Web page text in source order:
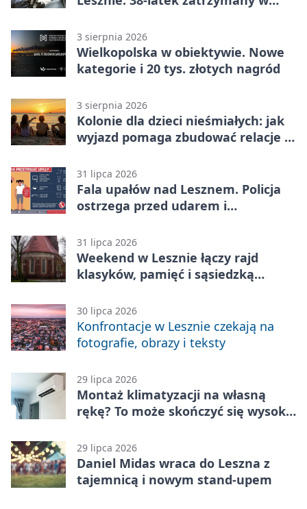
3 sierpnia 2026
Wielkopolska w obiektywie. Nowe
kategorie i 20 tys. złotych nagród
3 sierpnia 2026
Kolonie dla dzieci nieśmiałych: jak
wyjazd pomaga zbudować relacje z
31 lipca 2026
Fala upałów nad Lesznem. Policja
ostrzega przed udarem i
31 lipca 2026
Weekend w Lesznie łączy rajd
klasyków, pamięć i sąsiedzką
30 lipca 2026
Konfrontacje w Lesznie czekają na
fotografie, obrazy i teksty
29 lipca 2026
Montaż klimatyzacji na własną
rękę? To może skończyć się wysoką
29 lipca 2026
Daniel Midas wraca do Leszna z
tajemnicą i nowym stand-upem